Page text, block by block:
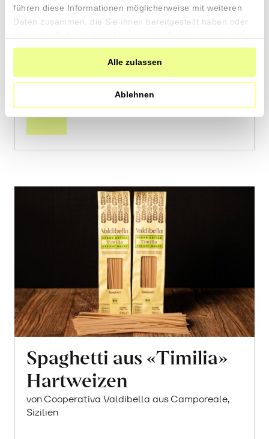
führen diese Informationen möglicherweise mit weiteren
Daten zusammen, die Sie ihnen bereitgestellt haben oder
haben.
Alle zulassen
Ablehnen
von Spiga Negra aus Humilladero, Andalusien
2 x 400g
CHF1.49 pro 100g
In
den
Warenkorb
Spaghetti aus «Timilia»
Hartweizen
von Cooperativa Valdibella aus Camporeale,
Sizilien